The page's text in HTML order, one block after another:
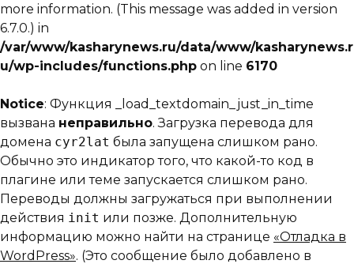
more information. (This message was added in version
6.7.0.) in
/var/www/kasharynews.ru/data/www/kasharynews.r
u/wp-includes/functions.php on line 6170
Notice: Функция _load_textdomain_just_in_time
вызвана неправильно. Загрузка перевода для
домена cyr2lat была запущена слишком рано.
Обычно это индикатор того, что какой-то код в
плагине или теме запускается слишком рано.
Переводы должны загружаться при выполнении
действия init или позже. Дополнительную
информацию можно найти на странице «Отладка в
WordPress». (Это сообщение было добавлено в